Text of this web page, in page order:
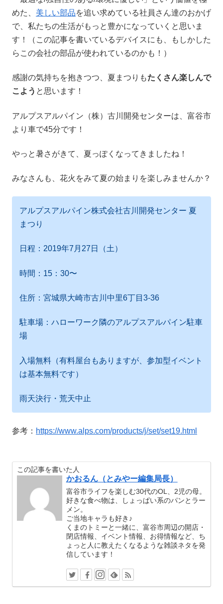
めた、 美しい部品を追い求めている社員さん達のおかげ
で、私たちの生活がもっと豊かになっていくと思いま
す！（この記事を書いているデバイスにも、もしかした
らこの会社の部品が使われているのかも！）
感謝の気持ちを抱きつつ、夏まつりもたくさん楽しんで
こよう と思います！
アルプスアルパイン（株）古川開発センターは、富谷市
より車で45分です！
やっと暑さがきて、夏っぽくなってきましたね！
みなさんも、花火をみて夏の始まりを楽しみませんか？
アルプスアルパイン株式会社古川開発センター 夏
まつり
日程：2019年7月27日（土）
時間：15：30〜
住所：宮城県大崎市古川中里6丁目3-36
駐車場：ハローワーク隣のアルプスアルパイン駐車
場
入場無料（有料屋台もありますが、参加型イベント
は基本無料です）
雨天決行・荒天中止
参考： https://www.alps.com/products/j/set/set19.html
この記事を書いた人
かおるん（とみやー編集局長）
富谷市ライフを楽しむ30代のOL、2児の母。
好きな食べ物は、しょっぱい系のパンとラー
メン。
ご当地キャラも好き♪
くまのトミーと一緒に、富谷市周辺の開店・
閉店情報、イベント情報、お得情報など、ち
ょっと人に教えたくなるような雑談ネタを発
信しています！